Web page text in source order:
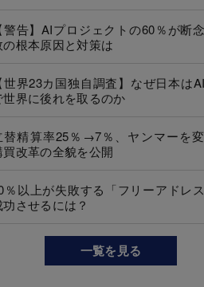
警告】AIプロジェクトの60％が断
の根本原因と対策は
世界23カ国独自調査】なぜ日本は
世界に後れを取るのか
替精算率25％→7％、ヤンマーを
買改革の全貌を公開
％以上が失敗する「フリーアドレ
功させるには？
一覧を見る